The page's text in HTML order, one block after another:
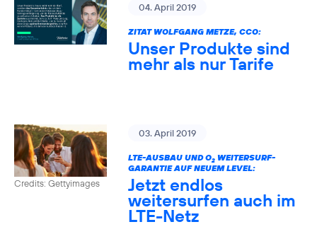
04. April 2019
ZITAT WOLFGANG METZE, CCO:
Unser Produkte sind
mehr als nur Tarife
Credits: Gettyimages
03. April 2019
LTE-AUSBAU UND O2WEITERSURF-
GARANTIE AUF NEUEM LEVEL:
Jetzt endlos
weitersurfen auch im
LTE-Netz